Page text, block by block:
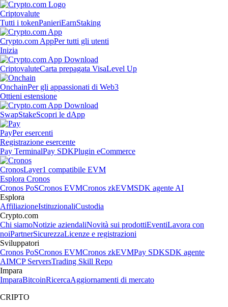
Criptovalute
Tutti i tokenPanieriEarnStaking
Crypto.com AppPer tutti gli utenti
Inizia
CriptovaluteCarta prepagata VisaLevel Up
OnchainPer gli appassionati di Web3
Ottieni estensione
SwapStakeScopri le dApp
PayPer esercenti
Registrazione esercente
Pay TerminalPay SDKPlugin eCommerce
CronosLayer1 compatibile EVM
Esplora Cronos
Cronos PoSCronos EVMCronos zkEVMSDK agente AI
Esplora
AffiliazioneIstituzionaliCustodia
Crypto.com
Chi siamoNotizie aziendaliNovità sui prodottiEventiLavora con
noiPartnerSicurezzaLicenze e registrazioni
Sviluppatori
Cronos PoSCronos EVMCronos zkEVMPay SDKSDK agente
AIMCP ServersTrading Skill Repo
Impara
ImparaBitcoinRicercaAggiornamenti di mercato
CRIPTO